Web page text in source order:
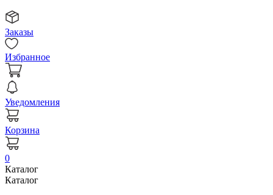
Заказы
Избранное
Уведомления
Корзина
0
Каталог
Каталог